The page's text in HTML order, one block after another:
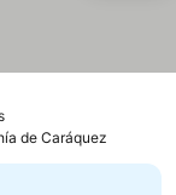
Ver precios
de Caráquez